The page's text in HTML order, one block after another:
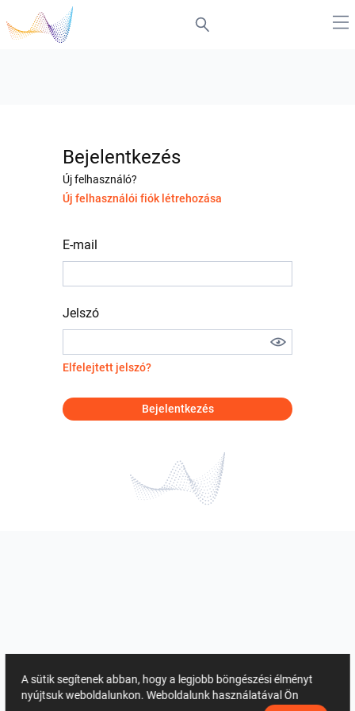
Bejelentkezés
Új felhasználó?
Új felhasználói fiók létrehozása
E-mail
Jelszó
Elfelejtett jelszó?
Bejelentkezés
A sütik segítenek abban, hogy a legjobb böngészési élményt
nyújtsuk weboldalunkon. Weboldalunk használatával Ön